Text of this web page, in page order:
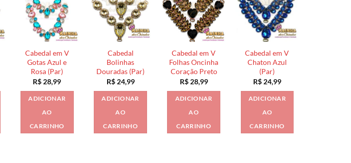
Cabedal em V
Gotas Azul e
Rosa (Par)
R$ 28,99
ADICIONAR
AO
CARRINHO
Cabedal
Bolinhas
Douradas (Par)
R$24,99
ADICIONAR
AO
CARRINHO
Cabedal em V
Folhas Oncinha
Coração Preto
R$28,99
ADICIONAR
AO
CARRINHO
Cabedal em V
Chaton Azul
(Par)
R$24,99
ADICIONAR
AO
CARRINHO